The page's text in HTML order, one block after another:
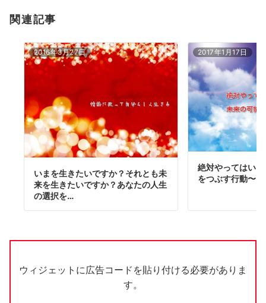
関連記事
2016年3月27日
いまを生きたいですか？それとも未
来を生きたいですか？あなたの人生
の選択を…
2017年1月17日
絶対やってはい
をつぶす行動〜
ウィジェットに広告コードを貼り付ける必要がありま
す。